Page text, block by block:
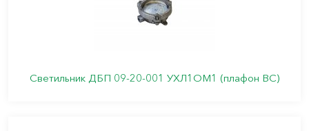
Светильник ДБП 09-20-001 УХЛ1ОМ1 (плафон ВС)